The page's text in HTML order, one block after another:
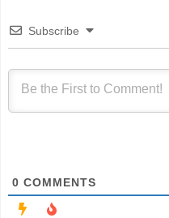
Subscribe
0 COMMENTS